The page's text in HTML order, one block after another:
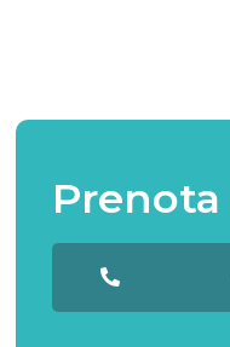
Prenota